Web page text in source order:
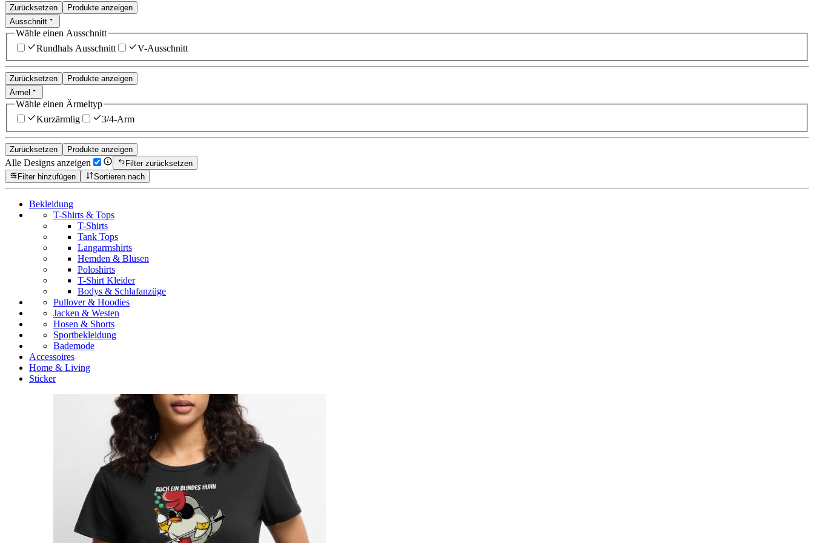
Zurücksetzen
Produkte anzeigen
Ausschnitt
Wähle einen Ausschnitt
Rundhals Ausschnitt
V-Ausschnitt
Zurücksetzen
Produkte anzeigen
Ärmel
Wähle einen Ärmeltyp
Kurzärmlig
3/4-Arm
Zurücksetzen Produkte anzeigen
Alle Designs anzeigen
Filter zurücksetzen
Filter hinzufügen
Sortieren nach
Bekleidung
T-Shirts & Tops
T-Shirts
Tank Tops
Langarmshirts
Hemden & Blusen
Poloshirts
T-Shirt Kleider
Bodys & Schlafanzüge
Pullover & Hoodies
Jacken & Westen
Hosen & Shorts
Sportbekleidung
Bademode
Accessoires
Home & Living
Sticker